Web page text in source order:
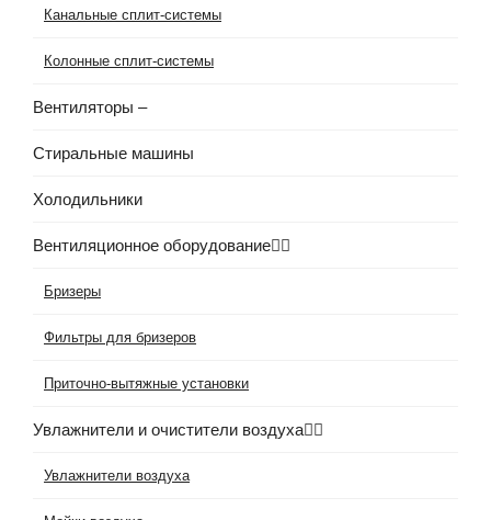
Канальные сплит-системы
Колонные сплит-системы
Вентиляторы –
Стиральные машины
Холодильники
Вентиляционное оборудование
Бризеры
Фильтры для бризеров
Приточно-вытяжные установки
Увлажнители и очистители воздуха
Увлажнители воздуха